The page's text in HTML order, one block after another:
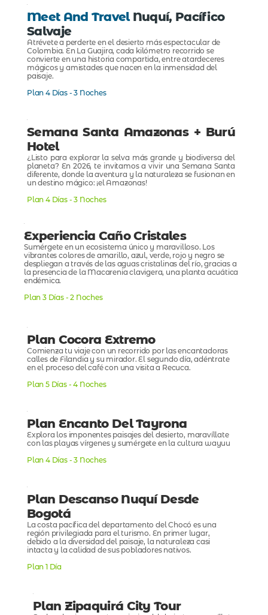
Meet And TravelNuquí, Pacífico
Salvaje
Atrévete a perderte en el desierto más espectacular de
Colombia. En La Guajira, cada kilómetro recorrido se
convierte en una historia compartida, entre atardeceres
mágicos y amistades que nacen en la inmensidad del
paisaje.
Plan 4 Días - 3 Noches
Semana Santa Amazonas + Burú
Hotel
¿Listo para explorar la selva más grande y biodiversa del
planeta? En 2026, te invitamos a vivir una Semana Santa
diferente, donde la aventura y la naturaleza se fusionan en
un destino mágico: ¡el Amazonas!
Plan 4 Días - 3 Noches
Experiencia Caño Cristales
Sumérgete en un ecosistema único y maravilloso. Los
vibrantes colores de amarillo, azul, verde, rojo y negro se
despliegan a través de las aguas cristalinas del río, gracias a
la presencia de la Macarenia clavigera, una planta acuática
endémica.
Plan 3 Días - 2 Noches
Plan Cocora Extremo
Comienza tu viaje con un recorrido por las encantadoras
calles de Filandia y su mirador. El segundo día, adéntrate
en el proceso del café con una visita a Recuca.
Plan 5 Días - 4 Noches
Plan Encanto Del Tayrona
Explora los imponentes paisajes del desierto, maravíllate
con las playas vírgenes y sumérgete en la cultura wayuu
Plan 4 Días - 3 Noches
Plan Descanso Nuquí Desde
Bogotá
La costa pacífica del departamento del Chocó es una
región privilegiada para el turismo. En primer lugar,
debido a la diversidad del paisaje, la naturaleza casi
intacta y la calidad de sus pobladores nativos.
Plan 1 Día
Plan Zipaquirá City Tour